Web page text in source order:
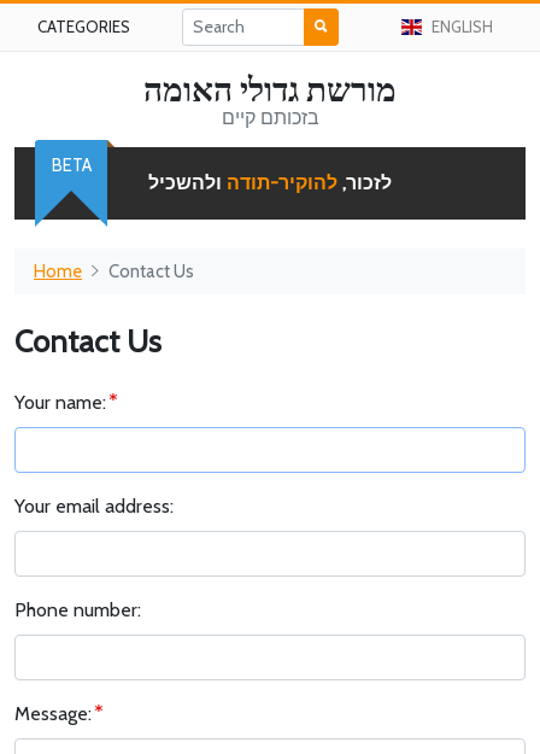
CATEGORIES ENGLISH
מורשת גדולי האומה
בזכותם קיים
לזכור, להוקיר-תודה ולהשכיל
BETA
Home Contact Us
Contact Us
Your name:
Your email address:
Phone number:
Message: